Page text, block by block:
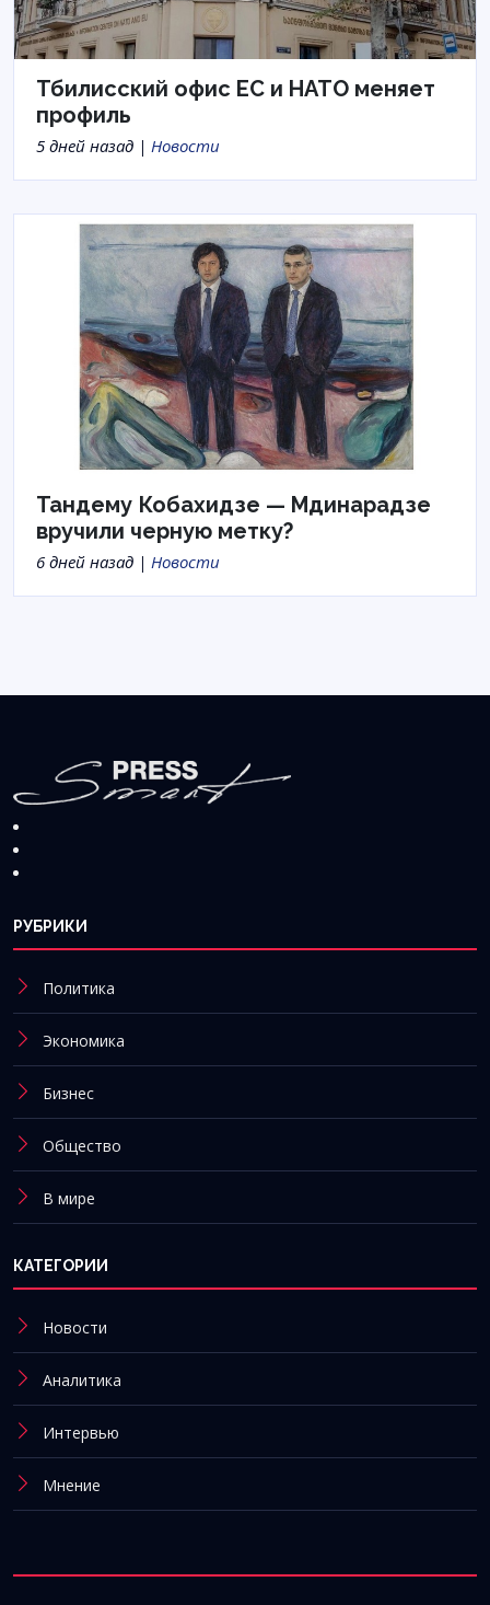
Тбилисский офис ЕС и НАТО меняет
профиль
5 дней назад | Новости
Тандему Кобахидзе — Мдинарадзе
вручили черную метку?
6 дней назад | Новости
РУБРИКИ
Политика
Экономика
Бизнес
Общество
В мире
КАТЕГОРИИ
Новости
Аналитика
Интервью
Мнение